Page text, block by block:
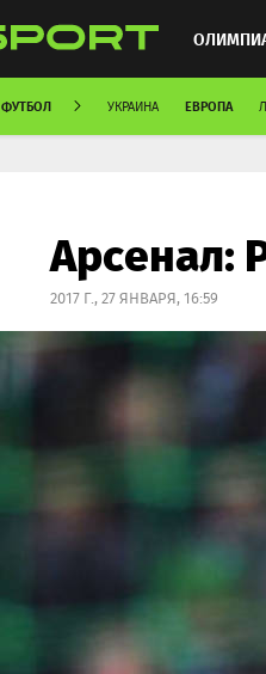
ХОККЕЙ
ФУТБОЛ УКРАИНА ЕВРОПА
Арсенал:
2017 Г., 27 ЯНВАРЯ, 16:59